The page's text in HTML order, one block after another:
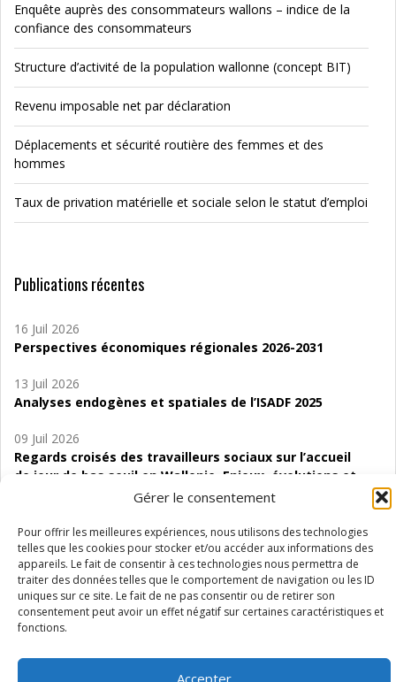
Gérer le consentement
Pour offrir les meilleures expériences, nous utilisons des technologies
telles que les cookies pour stocker et/ou accéder aux informations des
appareils. Le fait de consentir à ces technologies nous permettra de
traiter des données telles que le comportement de navigation ou les ID
uniques sur ce site. Le fait de ne pas consentir ou de retirer son
consentement peut avoir un effet négatif sur certaines caractéristiques et
fonctions.
Accepter
Enquête auprès des consommateurs wallons – indice de la
confiance des consommateurs
Structure d’activité de la population wallonne (concept BIT)
Revenu imposable net par déclaration
Déplacements et sécurité routière des femmes et des
hommes
Taux de privation matérielle et sociale selon le statut d’emploi
Publications récentes
16 Juil 2026
Perspectives économiques régionales 2026-2031
13 Juil 2026
Analyses endogènes et spatiales de l’ISADF 2025
09 Juil 2026
Regards croisés des travailleurs sociaux sur l’accueil
de jour de bas seuil en Wallonie. Enjeux, évolutions et
06 Juil 2026
Étude d’évaluabilité des Structures
d’accompagnement à l’autocréation d’emploi (SAACE)
01 Juil 2026
Pénurie du personnel infirmier :quels indicateurs
Wallonie ?